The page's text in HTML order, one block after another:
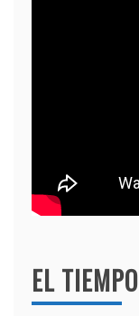
EL TIEMPO